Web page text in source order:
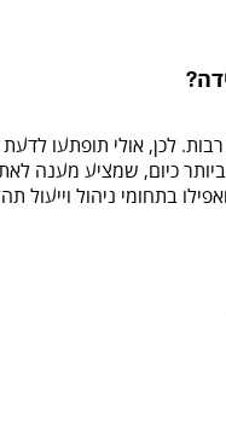
לכן, אולי תופתעו
כיום, שמציע מענה
בתחומי ניהול וייעול